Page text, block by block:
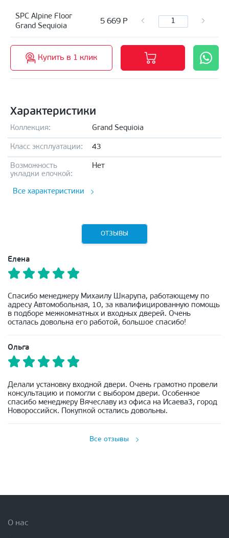
SPC Alpine Floor
Grand Sequioia
5 669 Р
Купить в 1 клик
Характеристики
Коллекция: Grand Sequioia
Класс эксплуатации: 43
Возможность
укладки елочкой:
Нет
Все характеристики
ОТЗЫВЫ
Елена
Спасибо менеджеру Михаилу Шкарупа, работающему по
адресу Автомобольная, 10, за квалифицированную помощь
в подборе межкомнатных и входных дверей. Очень
осталась довольна его работой, большое спасибо!
Ольга
Делали установку входной двери. Очень грамотно провели
консультацию и помогли с выбором двери. Особенное
спасибо менеджеру Вячеславу из офиса на Исаева3, город
Новороссийск. Покупкой остались довольны.
Все отзывы
О нас